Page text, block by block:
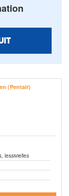
lessivielles